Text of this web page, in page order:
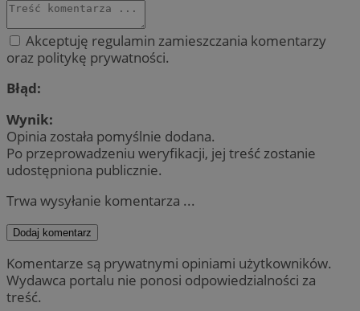
Akceptuję regulamin zamieszczania komentarzy
oraz politykę prywatności.
Błąd:
Wynik:
Opinia została pomyślnie dodana.
Po przeprowadzeniu weryfikacji, jej treść zostanie
udostępniona publicznie.
Trwa wysyłanie komentarza ...
Dodaj komentarz
Komentarze są prywatnymi opiniami użytkowników.
Wydawca portalu nie ponosi odpowiedzialności za
treść.